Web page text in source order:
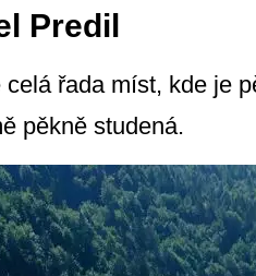
Predil
celá řada míst, kde je
pěkně studená.